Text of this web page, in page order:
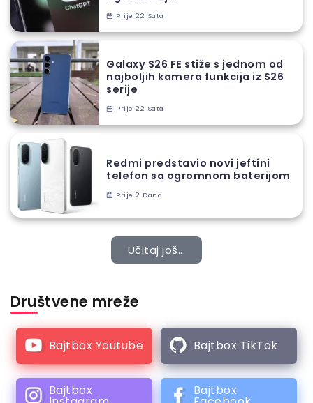
Prije 22 Sata
Galaxy S26 FE stiže s jednom od
najboljih kamera funkcija iz S26
serije
Prije 22 Sata
Redmi predstavio novi jeftini
telefon sa ogromnom baterijom
Prije 2 Dana
Učitaj još...
Društvene mreže
Bajtbox Youtube Bajtbox TikTok
Bajtbox Bajtbox